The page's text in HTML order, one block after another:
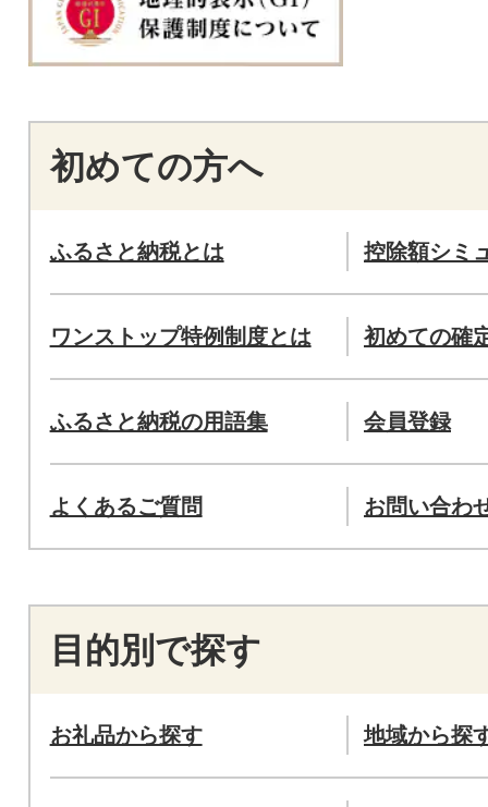
初めての方へ
ふるさと納税とは 控除額シミ
ワンストップ特例制度とは 初めての確
ふるさと納税の用語集 会員登録
よくあるご質問 お問い合わ
目的別で探す
お礼品から探す 地域から探